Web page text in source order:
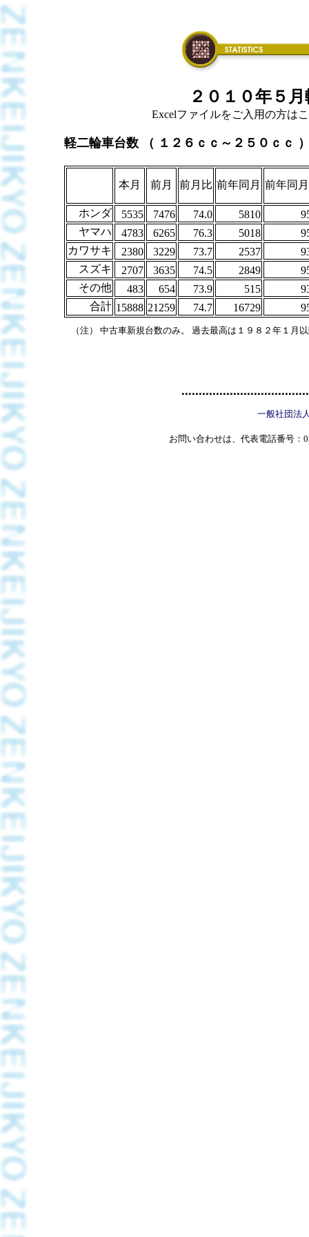
２０１０年５
Excelファイルをご入用の方は
軽二輪車台数 （ １２６ｃｃ～２５０ｃｃ
本月 前月 前月比 前年同月 前年同
ホンダ 5535 7476 74.0 5810
ヤマハ
4783 6265 76.3 5018
カワサキ
2380 3229 73.7 2537
スズキ
2707 3635 74.5 2849
その他
483 654 73.9 515
合計 15888 21259 74.7 16729
（注） 中古車新規台数のみ。 過去最高は１９８２年１月
一般社団法
お問い合わせは、代表電話番号：